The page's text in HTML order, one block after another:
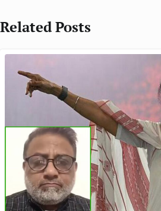
Related Posts